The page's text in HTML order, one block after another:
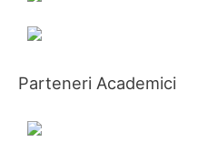
Parteneri Academici